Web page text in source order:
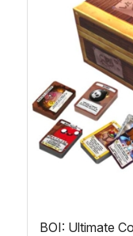
BOI: Ultimate